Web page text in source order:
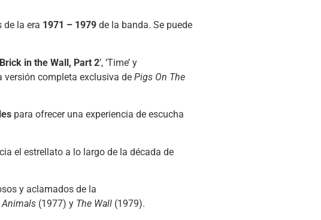
de la era 1971 – 1979 de la banda. Se puede
Brick in the Wall, Part 2’, ‘Time’ y
versión completa exclusiva de Pigs On The
para ofrecer una experiencia de escucha
el estrellato a lo largo de la década de
y aclamados de la
Animals (1977) y The Wall (1979).